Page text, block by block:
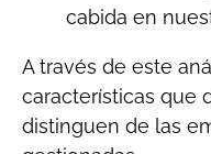
cabida en
A través de este
características que
distinguen de las